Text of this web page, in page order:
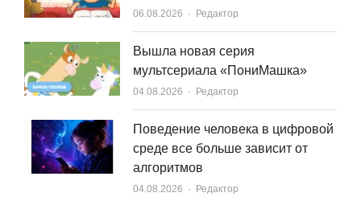
06.08.2026 Author
Редактор
Вышла новая серия
мультсериала «ПониМашка»
04.08.2026 Author
Редактор
Поведение человека в цифровой
среде все больше зависит от
алгоритмов
04.08.2026 Author
Редактор